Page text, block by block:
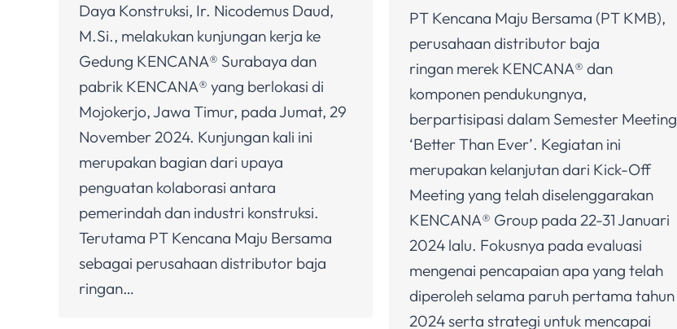
Daya Konstruksi, Ir. Nicodemus Daud,
M.Si., melakukan kunjungan kerja ke
Gedung KENCANA® Surabaya dan
pabrik KENCANA® yang berlokasi di
Mojokerjo, Jawa Timur, pada Jumat, 29
November 2024. Kunjungan kali ini
merupakan bagian dari upaya
penguatan kolaborasi antara
pemerindah dan industri konstruksi.
Terutama PT Kencana Maju Bersama
sebagai perusahaan distributor baja
ringan…
PT Kencana Maju Bersama (PT KMB),
perusahaan distributor baja
ringan merek KENCANA® dan
komponen pendukungnya,
berpartisipasi dalam Semester Meeting
‘Better Than Ever’. Kegiatan ini
merupakan kelanjutan dari Kick-Off
Meeting yang telah diselenggarakan
KENCANA® Group pada 22-31 Januari
2024 lalu. Fokusnya pada evaluasi
mengenai pencapaian apa yang telah
diperoleh selama paruh pertama tahun
2024 serta strategi untuk mencapai